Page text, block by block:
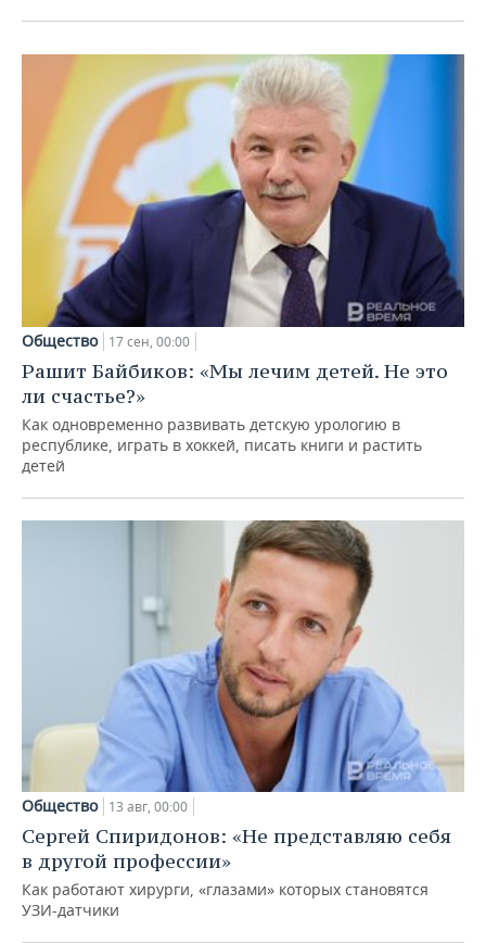
Общество 17 сен, 00:00
Рашит Байбиков: «Мы лечим детей. Не это
ли счастье?»
Как одновременно развивать детскую урологию в
республике, играть в хоккей, писать книги и растить
детей
Общество 13 авг, 00:00
Сергей Спиридонов: «Не представляю себя
в другой профессии»
Как работают хирурги, «глазами» которых становятся
УЗИ-датчики